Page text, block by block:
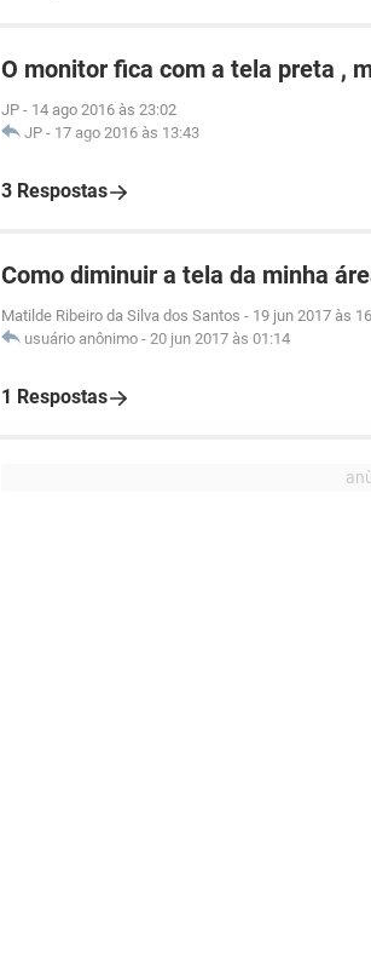
O monitor fica com a tela preta ,
JP - 14 ago 2016 às 23:02
JP - 17 ago 2016 às 13:43
3 Respostas
Como diminuir a tela da minha
Matilde Ribeiro da Silva dos Santos - 19 jun 2017 às
usuário anônimo - 20 jun 2017 às 01:14
1 Respostas